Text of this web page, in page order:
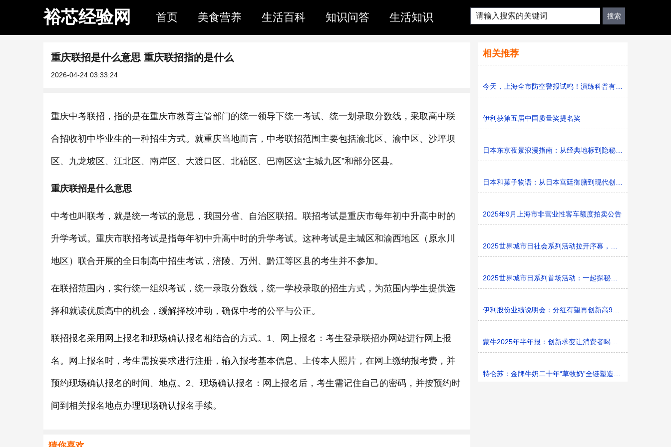
裕芯经验网 首页 美食营养 生活百科 知识问答 生活知识
重庆联招是什么意思 重庆联招指的是什么
2026-04-24 03:33:24
重庆中考联招，指的是在重庆市教育主管部门的统一领导下统一考试、统一划录取分数线，采取高中联
合招收初中毕业生的一种招生方式。就重庆当地而言，中考联招范围主要包括渝北区、渝中区、沙坪坝
区、九龙坡区、江北区、南岸区、大渡口区、北碚区、巴南区这“主城九区”和部分区县。
重庆联招是什么意思
中考也叫联考，就是统一考试的意思，我国分省、自治区联招。联招考试是重庆市每年初中升高中时的
升学考试。重庆市联招考试是指每年初中升高中时的升学考试。这种考试是主城区和渝西地区（原永川
地区）联合开展的全日制高中招生考试，涪陵、万州、黔江等区县的考生并不参加。
在联招范围内，实行统一组织考试，统一录取分数线，统一学校录取的招生方式，为范围内学生提供选
择和就读优质高中的机会，缓解择校冲动，确保中考的公平与公正。
联招报名采用网上报名和现场确认报名相结合的方式。1、网上报名：考生登录联招办网站进行网上报
名。网上报名时，考生需按要求进行注册，输入报考基本信息、上传本人照片，在网上缴纳报考费，并
预约现场确认报名的时间、地点。2、现场确认报名：网上报名后，考生需记住自己的密码，并按预约时
间到相关报名地点办理现场确认报名手续。
相关推荐
今天，上海全市防空警报试鸣！演练科普有序进行，人防意
伊利获第五届中国质量奖提名奖
日本东京夜景浪漫指南：从经典地标到隐秘胜地
日本和菓子物语：从日本宫廷御膳到现代创新的甜蜜传承
2025年9月上海市非营业性客车额度拍卖公告
2025世界城市日社会系列活动拉开序幕，探寻社区花园里的
2025世界城市日系列首场活动：一起探秘家门口的“魔法花园”
伊利股份业绩说明会：分红有望再创新高9%利润率目标不变
蒙牛2025年半年报：创新求变让消费者喝上奶、喝好奶、喝
特仑苏：金牌牛奶二十年“草牧奶”全链塑造有机新矩阵